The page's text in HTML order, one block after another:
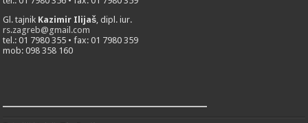
Gl. tajnik Kazimir Ilijaš , dipl. iur.
rs.zagreb@gmail.com
tel.: 01 7980 355 • fax: 01 7980 359
mob: 098 358 160
___________________________